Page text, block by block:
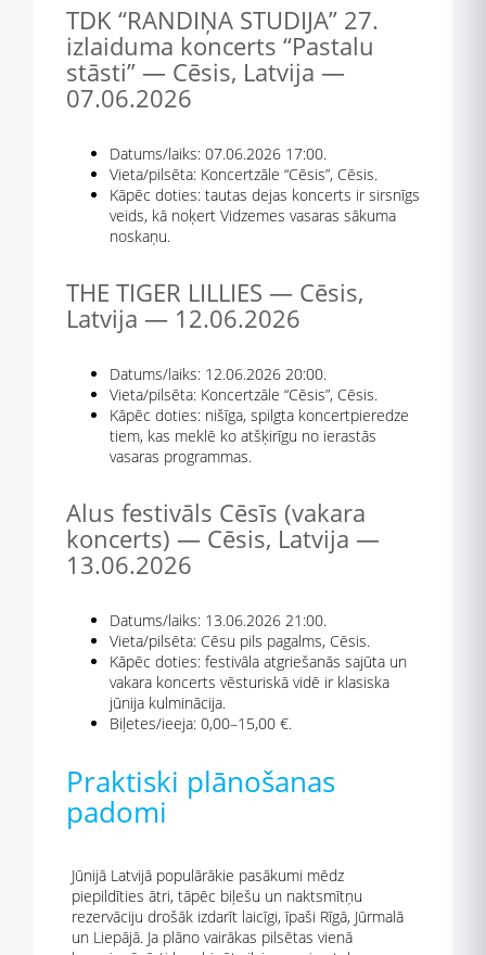
TDK “RANDIŅA STUDIJA” 27.
izlaiduma koncerts “Pastalu
stāsti” — Cēsis, Latvija —
07.06.2026
Datums/laiks: 07.06.2026 17:00.
Vieta/pilsēta: Koncertzāle “Cēsis”, Cēsis.
Kāpēc doties: tautas dejas koncerts ir sirsnīgs
veids, kā noķert Vidzemes vasaras sākuma
noskaņu.
THE TIGER LILLIES — Cēsis,
Latvija — 12.06.2026
Datums/laiks: 12.06.2026 20:00.
Vieta/pilsēta: Koncertzāle “Cēsis”, Cēsis.
Kāpēc doties: nišīga, spilgta koncertpieredze
tiem, kas meklē ko atšķirīgu no ierastās
vasaras programmas.
Alus festivāls Cēsīs (vakara
koncerts) — Cēsis, Latvija —
13.06.2026
Datums/laiks: 13.06.2026 21:00.
Vieta/pilsēta: Cēsu pils pagalms, Cēsis.
Kāpēc doties: festivāla atgriešanās sajūta un
vakara koncerts vēsturiskā vidē ir klasiska
jūnija kulminācija.
Biļetes/ieeja: 0,00–15,00 €.
Praktiski plānošanas
padomi
Jūnijā Latvijā populārākie pasākumi mēdz
piepildīties ātri, tāpēc biļešu un naktsmītņu
rezervāciju drošāk izdarīt laicīgi, īpaši Rīgā, Jūrmalā
un Liepājā. Ja plāno vairākas pilsētas vienā